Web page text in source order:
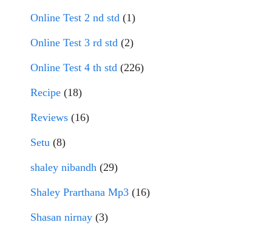
Online Test 2 nd std (1)
Online Test 3 rd std (2)
Online Test 4 th std (226)
Recipe (18)
Reviews (16)
Setu (8)
shaley nibandh (29)
Shaley Prarthana Mp3 (16)
Shasan nirnay (3)